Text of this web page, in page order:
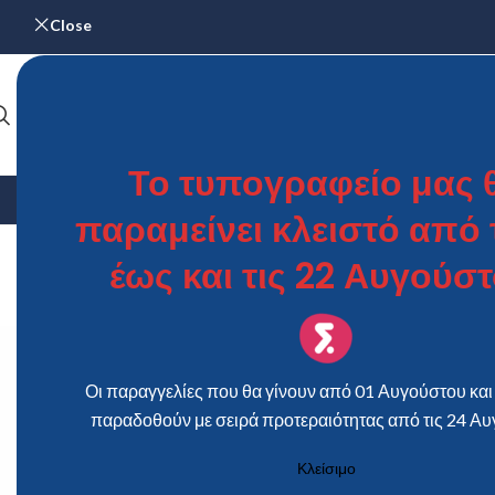
Close
Το τυπογραφείο μας
παραμείνει κλειστό από
έως και τις 22
Οι παραγγελίες που θα γίνουν από 01 Αυγούστου και
παραδοθούν με σειρά προτεραιότητας από τις 24
Κλείσιμο
ΑΡΧΙΚΉ ΓΆΜΟΣ & ΒΆΠΤΙΣΗΗΜΕΡΟΛΌΓΙΑΜΕΝΟΎ –